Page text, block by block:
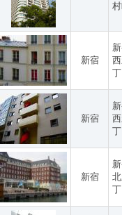
新宿
新宿
新宿